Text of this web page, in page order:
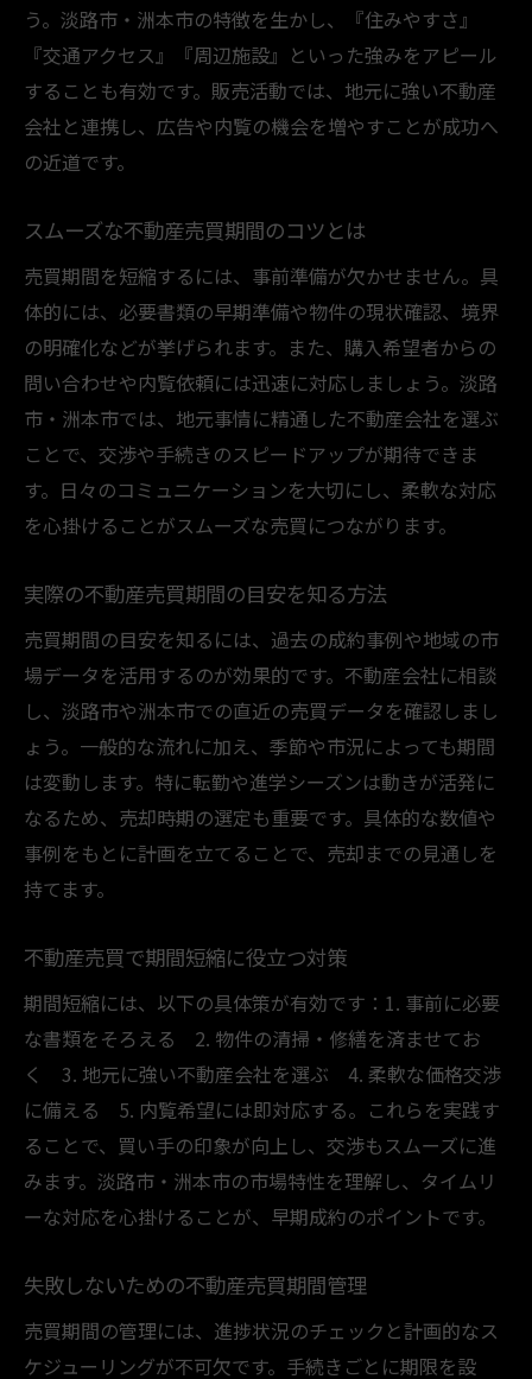
トラブルなく進める不動産売買のポイント
早期売却に役立つ不動産売買の段取り術
成功事例に学ぶ不動産売買期間短縮手法
売却期間を短縮するための実践的な工夫
不動産売買で期間を短縮する実践ノウハウ
売却期間を縮める不動産売買の工夫を紹介
即売却を目指した不動産売買戦略の立て方
不動産売買期間を短くするための注意点
売却期間短縮につながる不動産売買の工夫
不動産売買でスピード売却するための知識
淡路市・洲本市の売買動向と売却の流れ
不動産売買動向から見る市場の特徴解説
淡路市洲本市の不動産売買流れを確認
売却期間に影響する不動産売買動向とは
地域特有の不動産売買の流れと期間変動
売却計画に役立つ不動産売買動向の把握
不動産売買で流れを押さえる重要ポイント
売却時に避けたいNG行為とその対策
不動産売買で避けるべきNG行為を徹底解説
売却期間が延びる不動産売買の失敗例と対
策
不動産売買のトラブル回避策と期間短縮術
期間遅延を招く不動産売買のNG行為回避法
適正価格で早期売却をかなえる戦略
不動産売買で適正価格を見極めるポイント
早期売却を実現する不動産売買価格戦略
売却期間を左右する不動産売買価格設定
不動産売買で高値売却を目指すコツと工夫
適正価格で売却する不動産売買の実践術
う。淡路市・洲本市の特徴を生かし、『住みやすさ』
『交通アクセス』『周辺施設』といった強みをアピール
することも有効です。販売活動では、地元に強い不動産
会社と連携し、広告や内覧の機会を増やすことが成功へ
の近道です。
スムーズな不動産売買期間のコツとは
売買期間を短縮するには、事前準備が欠かせません。具
体的には、必要書類の早期準備や物件の現状確認、境界
の明確化などが挙げられます。また、購入希望者からの
問い合わせや内覧依頼には迅速に対応しましょう。淡路
市・洲本市では、地元事情に精通した不動産会社を選ぶ
ことで、交渉や手続きのスピードアップが期待できま
す。日々のコミュニケーションを大切にし、柔軟な対応
を心掛けることがスムーズな売買につながります。
実際の不動産売買期間の目安を知る方法
売買期間の目安を知るには、過去の成約事例や地域の市
場データを活用するのが効果的です。不動産会社に相談
し、淡路市や洲本市での直近の売買データを確認しまし
ょう。一般的な流れに加え、季節や市況によっても期間
は変動します。特に転勤や進学シーズンは動きが活発に
なるため、売却時期の選定も重要です。具体的な数値や
事例をもとに計画を立てることで、売却までの見通しを
持てます。
不動産売買で期間短縮に役立つ対策
期間短縮には、以下の具体策が有効です：1. 事前に必要
な書類をそろえる 2. 物件の清掃・修繕を済ませてお
く 3. 地元に強い不動産会社を選ぶ 4. 柔軟な価格交渉
に備える 5. 内覧希望には即対応する。これらを実践す
ることで、買い手の印象が向上し、交渉もスムーズに進
みます。淡路市・洲本市の市場特性を理解し、タイムリ
ーな対応を心掛けることが、早期成約のポイントです。
失敗しないための不動産売買期間管理
売買期間の管理には、進捗状況のチェックと計画的なス
ケジューリングが不可欠です。手続きごとに期限を設